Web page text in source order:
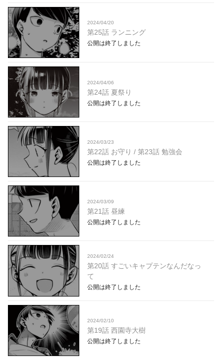
2024/04/20
第25話 ランニング
公開は終了しました
2024/04/06
第24話 夏祭り
公開は終了しました
2024/03/23
第22話 お守り / 第23話 勉強会
公開は終了しました
2024/03/09
第21話 昼練
公開は終了しました
2024/02/24
第20話 すごいキャプテンなんだなっ
て
公開は終了しました
2024/02/10
第19話 西園寺大樹
公開は終了しました